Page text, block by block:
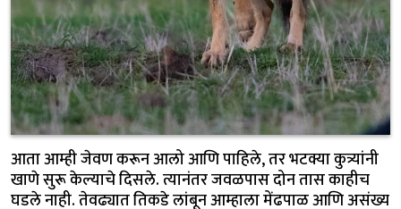
आता आम्ही जेवण करून आलो आणि पाहिले, तर भटक्या कुत्र्यांनी
खाणे सुरू केल्याचे दिसले. त्यानंतर जवळपास दोन तास काहीच
घडले नाही. तेवढ्यात तिकडे लांबून आम्हाला मेंढपाळ आणि असंख्य